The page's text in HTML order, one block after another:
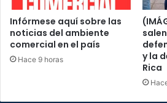
Infórmese aquí sobre las
noticias del ambiente
comercial en el país
Hace 9 horas
y la
Rica